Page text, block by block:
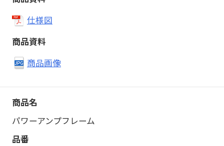
仕様図
商品画像
パワーアンプフレーム